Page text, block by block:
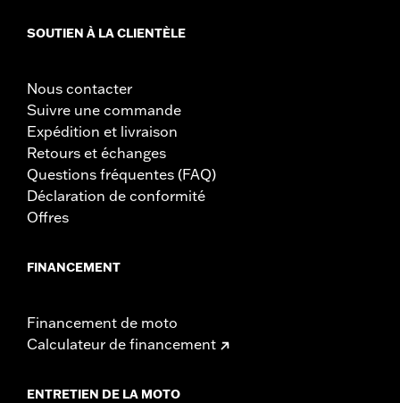
SOUTIEN À LA CLIENTÈLE
Nous contacter
Suivre une commande
Expédition et livraison
Retours et échanges
Questions fréquentes (FAQ)
Déclaration de conformité
Offres
FINANCEMENT
Financement de moto
Calculateur de financement
ENTRETIEN DE LA MOTO